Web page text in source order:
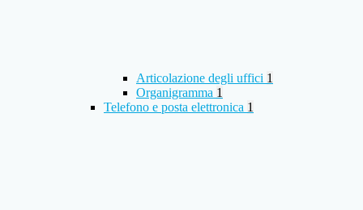
Articolazione degli uffici 1
Organigramma 1
Telefono e posta elettronica 1